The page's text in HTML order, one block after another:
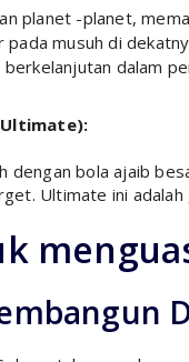
planet -planet,
pada musuh di
dalam
dengan bola ajaib
Ultimate ini